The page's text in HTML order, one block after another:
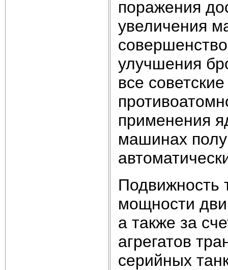
поражения
увеличения
улучшения
все
применения
машинах
Подвижность
мощности
а также за
агрегатов
серийных